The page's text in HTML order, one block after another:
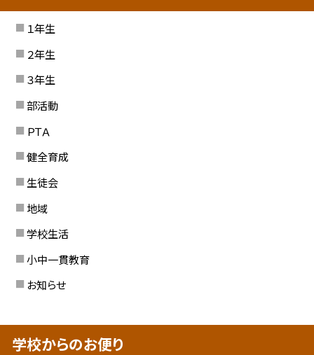
１年生
２年生
３年生
部活動
ＰＴＡ
健全育成
生徒会
地域
学校生活
小中一貫教育
お知らせ
学校からのお便り